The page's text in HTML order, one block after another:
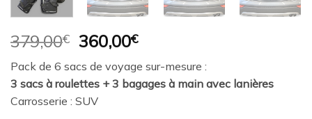
379,00€ Le
prix
initial
était :
379,00€.
360,00€Le
actuel
est :
Pack de 6 sacs de voyage sur-mesure :
3 sacs à roulettes + 3 bagages à main avec lanières
Carrosserie : SUV